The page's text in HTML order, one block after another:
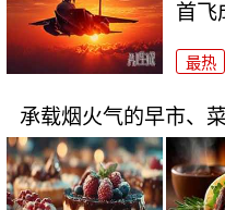
首飞
最热
承载烟火气的早市、